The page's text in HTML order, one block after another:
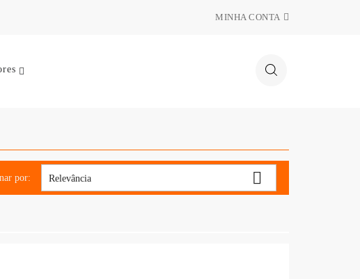
MINHA CONTA
por: Relevância 